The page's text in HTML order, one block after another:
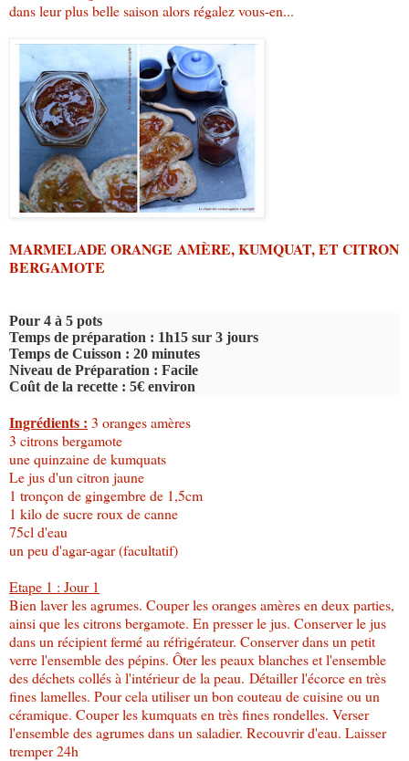
dans leur plus belle saison alors régalez vous-en...
MARMELADE ORANGE AMÈRE, KUMQUAT, ET CITRON
BERGAMOTE
Pour 4 à 5 pots
Temps de préparation : 1h15 sur 3 jours
Temps de Cuisson : 20 minutes
Niveau de Préparation : Facile
Coût de la recette : 5€ environ
Ingrédients : 3 oranges amères
3 citrons bergamote
une quinzaine de kumquats
Le jus d'un citron jaune
1 tronçon de gingembre de 1,5cm
1 kilo de sucre roux de canne
75cl d'eau
un peu d'agar-agar (facultatif)
Etape 1 : Jour 1
Bien laver les agrumes. Couper les oranges amères en deux parties,
ainsi que les citrons bergamote. En presser le jus. Conserver le jus
dans un récipient fermé au réfrigérateur. Conserver dans un petit
verre l'ensemble des pépins. Ôter les peaux blanches et l'ensemble
des déchets collés à l'intérieur de la peau. Détailler l'écorce en très
fines lamelles. Pour cela utiliser un bon couteau de cuisine ou un
céramique. Couper les kumquats en très fines rondelles. Verser
l'ensemble des agrumes dans un saladier. Recouvrir d'eau. Laisser
tremper 24h